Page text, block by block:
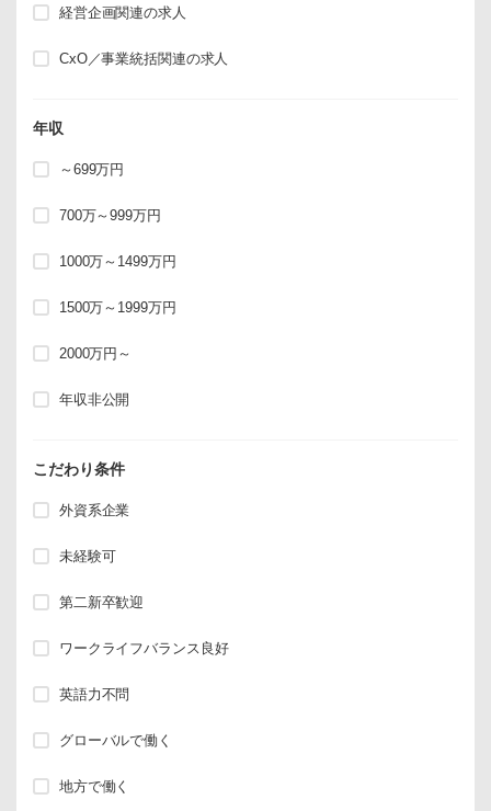
経営企画関連の求人
CxO／事業統括関連の求人
年収
～699万円
700万～999万円
1000万～1499万円
1500万～1999万円
2000万円～
年収非公開
こだわり条件
外資系企業
未経験可
第二新卒歓迎
ワークライフバランス良好
英語力不問
グローバルで働く
地方で働く